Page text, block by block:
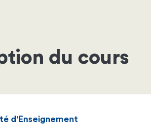
du cours
d'Enseignement